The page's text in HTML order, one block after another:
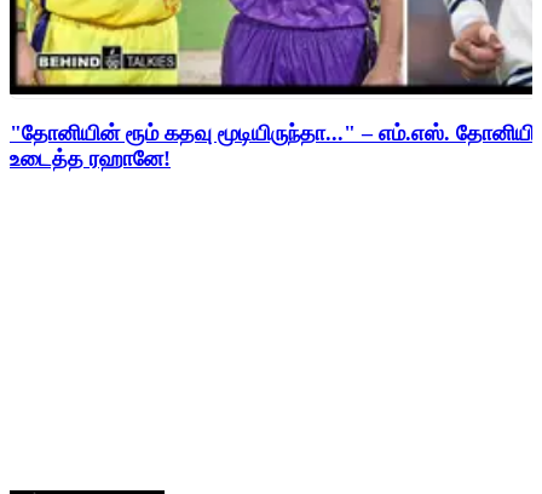
"தோனியின் ரூம் கதவு மூடியிருந்தா..." – எம்.எஸ்.
உடைத்த ரஹானே!